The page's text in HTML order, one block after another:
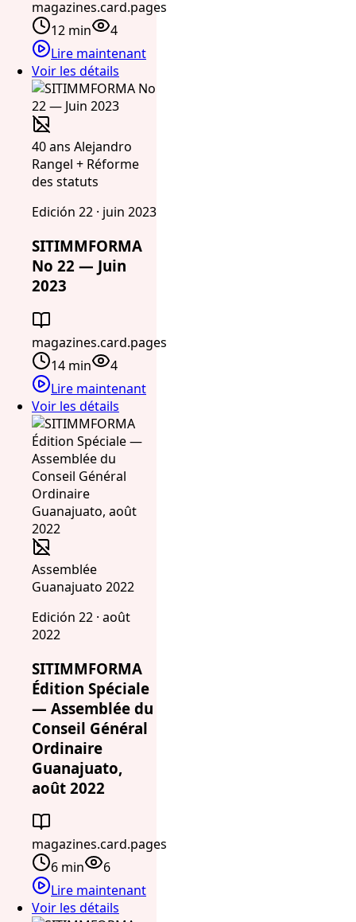
magazines.card.pages
12 min
4
Lire maintenant
Voir les détails
40 ans Alejandro
Rangel + Réforme
des statuts
Edición 22 · juin 2023
SITIMMFORMA
No 22 — Juin
2023
magazines.card.pages
14 min
4
Lire maintenant
Voir les détails
Assemblée
Guanajuato 2022
Edición 22 · août
2022
SITIMMFORMA
Édition Spéciale
— Assemblée du
Conseil Général
Ordinaire
Guanajuato,
août 2022
magazines.card.pages
6 min
6
Lire maintenant
Voir les détails